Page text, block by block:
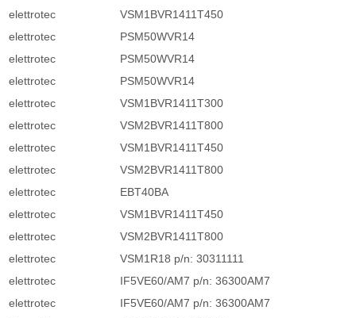
elettrotec
VSM1BVR1411T450
elettrotec
PSM50WVR14
elettrotec
PSM50WVR14
elettrotec
PSM50WVR14
elettrotec
VSM1BVR1411T300
elettrotec
VSM2BVR1411T800
elettrotec
VSM1BVR1411T450
elettrotec
VSM2BVR1411T800
elettrotec
EBT40BA
elettrotec
VSM1BVR1411T450
elettrotec
VSM2BVR1411T800
elettrotec
VSM1R18 p/n: 30311111
elettrotec
IF5VE60/AM7 p/n: 36300AM7
elettrotec
IF5VE60/AM7 p/n: 36300AM7